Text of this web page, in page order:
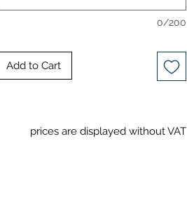
0/200
Add to Cart
prices are displayed without VAT